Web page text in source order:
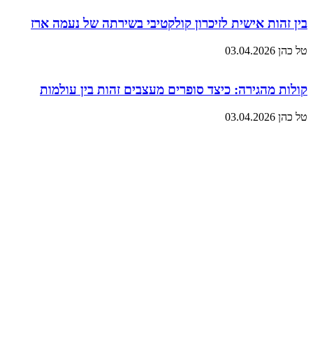
בין זהות אישית לזיכרון קולקטיבי בשירתה של נעמה ארז
טל כהן 03.04.2026
קולות מהגירה: כיצד סופרים מעצבים זהות בין עולמות
טל כהן 03.04.2026